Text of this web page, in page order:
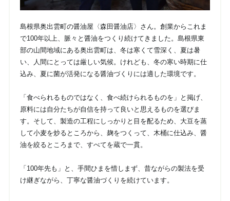
島根県奥出雲町の醤油屋〈森田醤油店〉さん。創業からこれま
で100年以上、脈々と醤油をつくり続けてきました。島根県東
部の山間地域にある奥出雲町は、冬は寒くて雪深く、夏は暑
い、人間にとっては厳しい気候。けれども、冬の寒い時期に仕
込み、夏に菌が活発になる醤油づくりには適した環境です。
「食べられるものではなく、食べ続けられるものを」と掲げ、
原料には自分たちが自信を持って良いと思えるものを選びま
す。そして、製造の工程にしっかりと目を配るため、大豆を蒸
して小麦を炒るところから、麹をつくって、木桶に仕込み、醤
油を絞るところまで、すべてを蔵で一貫。
「100年先も」と、手間ひまを惜しまず、昔ながらの製法を受
け継ぎながら、丁寧な醤油づくりを続けています。